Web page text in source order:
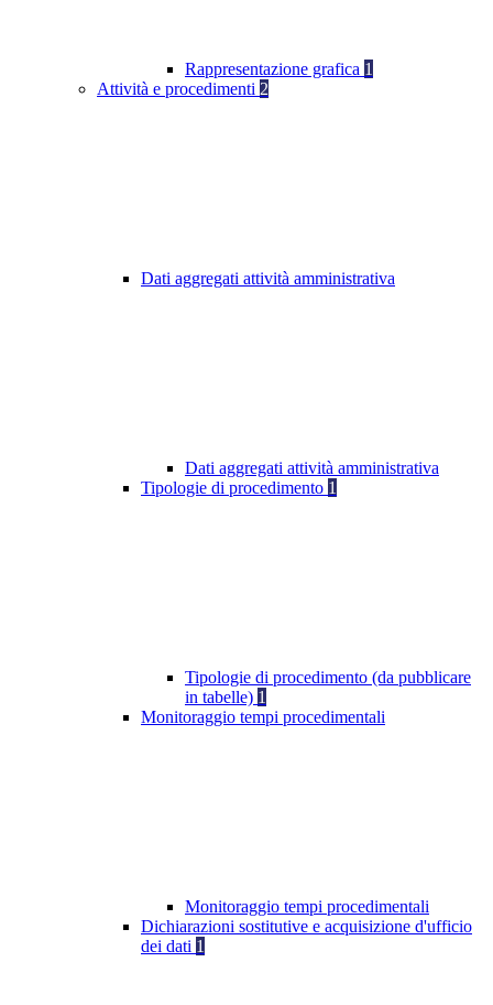
Rappresentazione grafica 1
Attività e procedimenti 2
Dati aggregati attività amministrativa
Dati aggregati attività amministrativa
Tipologie di procedimento 1
Tipologie di procedimento (da pubblicare
in tabelle) 1
Monitoraggio tempi procedimentali
Monitoraggio tempi procedimentali
Dichiarazioni sostitutive e acquisizione d'ufficio
dei dati 1